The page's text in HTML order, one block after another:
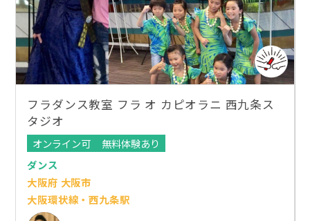
フラダンス教室 フラ オ カピオラニ 西九条ス
タジオ
オンライン可
無料体験あり
ダンス
大阪府 大阪市
大阪環状線・西九条駅